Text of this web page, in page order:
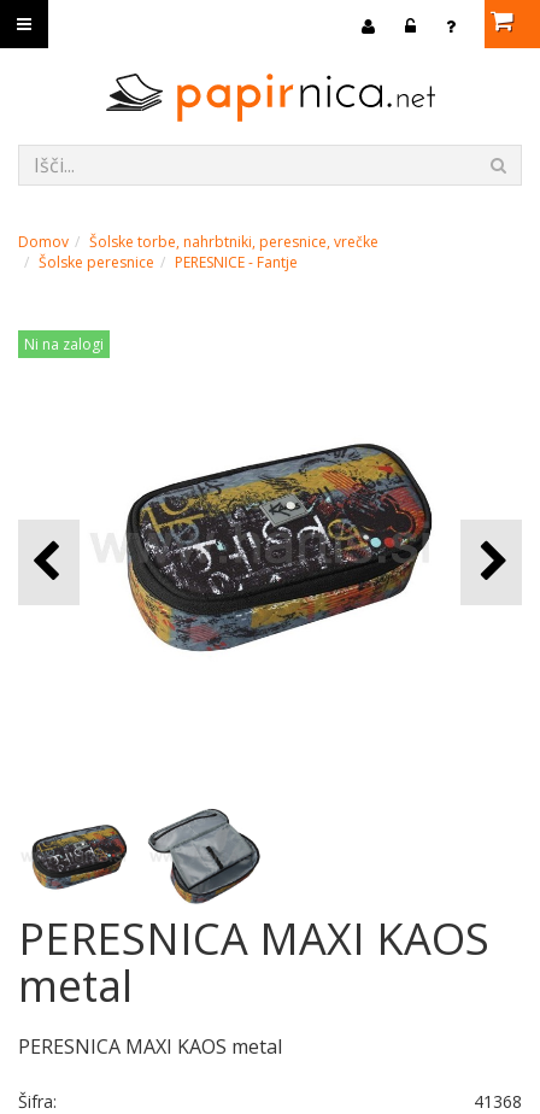
Domov
Šolske torbe, nahrbtniki, peresnice, vrečke
Šolske peresnice
PERESNICE - Fantje
Ni na zalogi
PERESNICA MAXI KAOS
metal
PERESNICA MAXI KAOS metal
Šifra:
41368